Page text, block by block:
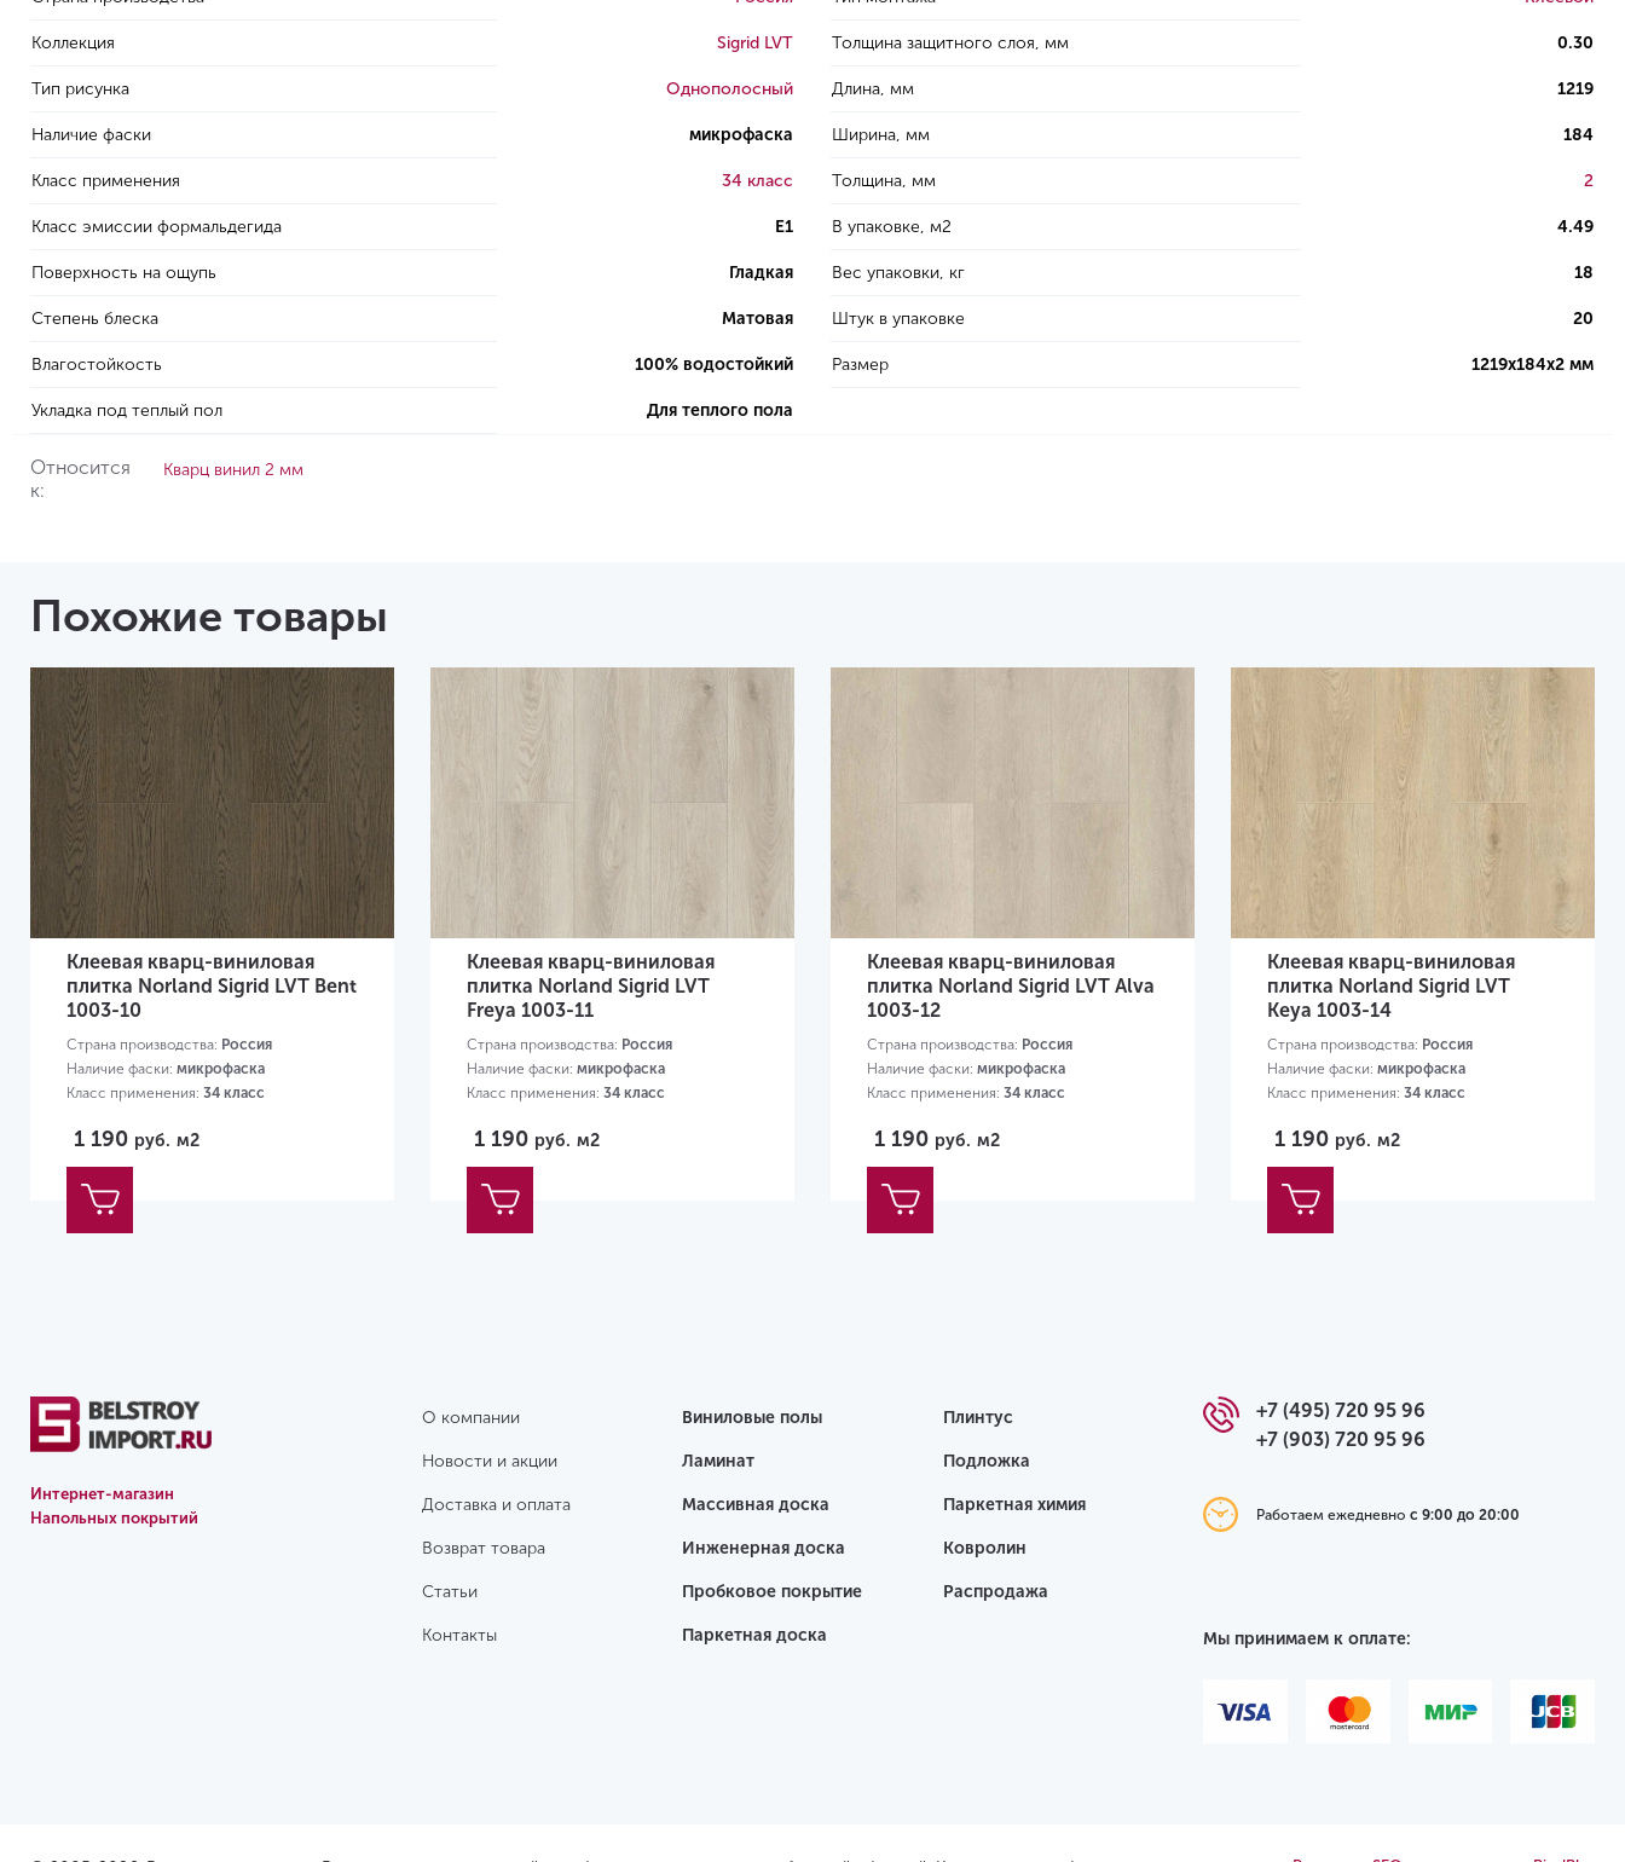
Коллекция Sigrid LVT
Тип рисунка Однополосный
Наличие фаски микрофаска
Класс применения 34 класс
Класс эмиссии формальдегида E1
Поверхность на ощупь Гладкая
Степень блеска Матовая
Влагостойкость 100% водостойкий
Укладка под теплый пол Для теплого пола
Толщина защитного слоя, мм 0.30
Длина, мм 1219
Ширина, мм 184
Толщина, мм 2
В упаковке, м2 4.49
Вес упаковки, кг 18
Штук в упаковке 20
Размер 1219х184х2 мм
Относится
к:
Кварц винил 2 мм
Похожие товары
Клеевая кварц-виниловая
плитка Norland Sigrid LVT Bent
1003-10
Страна производства: Россия
Наличие фаски: микрофаска
Класс применения: 34 класс
1 190 руб. м2
Клеевая кварц-виниловая
плитка Norland Sigrid LVT
Freya 1003-11
Страна производства: Россия
Наличие фаски: микрофаска
Класс применения: 34 класс
1 190 руб. м2
Клеевая кварц-виниловая
плитка Norland Sigrid LVT Alva
1003-12
Страна производства: Россия
Наличие фаски: микрофаска
Класс применения: 34 класс
1 190 руб. м2
Клеевая кварц-виниловая
плитка Norland Sigrid LVT
Keya 1003-14
Страна производства: Россия
Наличие фаски: микрофаска
Класс применения: 34 класс
1 190 руб. м2
Интернет-магазин
Напольных покрытий
О компании
Новости и акции
Доставка и оплата
Возврат товара
Статьи
Контакты
Виниловые полы
Ламинат
Массивная доска
Инженерная доска
Пробковое покрытие
Паркетная доска
Плинтус
Подложка
Паркетная химия
Ковролин
Распродажа
+7 (495) 720 95 96
+7 (903) 720 95 96
Работаем ежедневнос 9:00 до 20:00
Мы принимаем к оплате: